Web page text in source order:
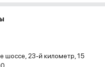
шоссе, 23-й километр, 15